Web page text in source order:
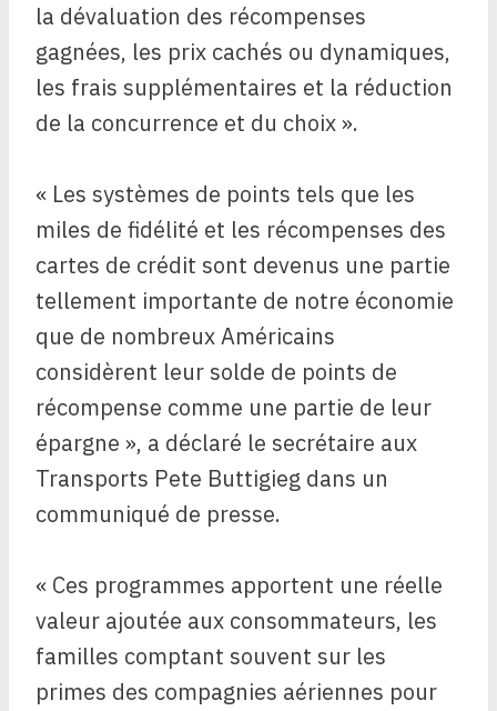
la dévaluation des récompenses
gagnées, les prix cachés ou dynamiques,
les frais supplémentaires et la réduction
de la concurrence et du choix ».
« Les systèmes de points tels que les
miles de fidélité et les récompenses des
cartes de crédit sont devenus une partie
tellement importante de notre économie
que de nombreux Américains
considèrent leur solde de points de
récompense comme une partie de leur
épargne », a déclaré le secrétaire aux
Transports Pete Buttigieg dans un
communiqué de presse.
« Ces programmes apportent une réelle
valeur ajoutée aux consommateurs, les
familles comptant souvent sur les
primes des compagnies aériennes pour